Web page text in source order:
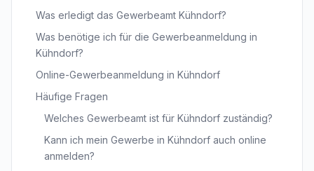
Was erledigt das Gewerbeamt Kühndorf?
Was benötige ich für die Gewerbeanmeldung in
Kühndorf?
Online-Gewerbeanmeldung in Kühndorf
Häufige Fragen
Welches Gewerbeamt ist für Kühndorf zuständig?
Kann ich mein Gewerbe in Kühndorf auch online
anmelden?